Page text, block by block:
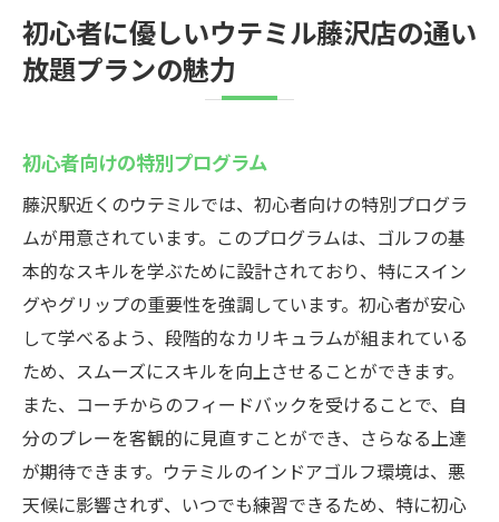
初心者に優しいウテミル藤沢店の通い
放題プランの魅力
初心者向けの特別プログラム
藤沢駅近くのウテミルでは、初心者向けの特別プログラ
ムが用意されています。このプログラムは、ゴルフの基
本的なスキルを学ぶために設計されており、特にスイン
グやグリップの重要性を強調しています。初心者が安心
して学べるよう、段階的なカリキュラムが組まれている
ため、スムーズにスキルを向上させることができます。
また、コーチからのフィードバックを受けることで、自
分のプレーを客観的に見直すことができ、さらなる上達
が期待できます。ウテミルのインドアゴルフ環境は、悪
天候に影響されず、いつでも練習できるため、特に初心